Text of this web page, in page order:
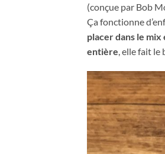
(conçue par Bob
Ça fonctionne
placer dans le mix
entière , elle fait